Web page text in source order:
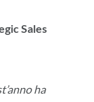
Sales
ha